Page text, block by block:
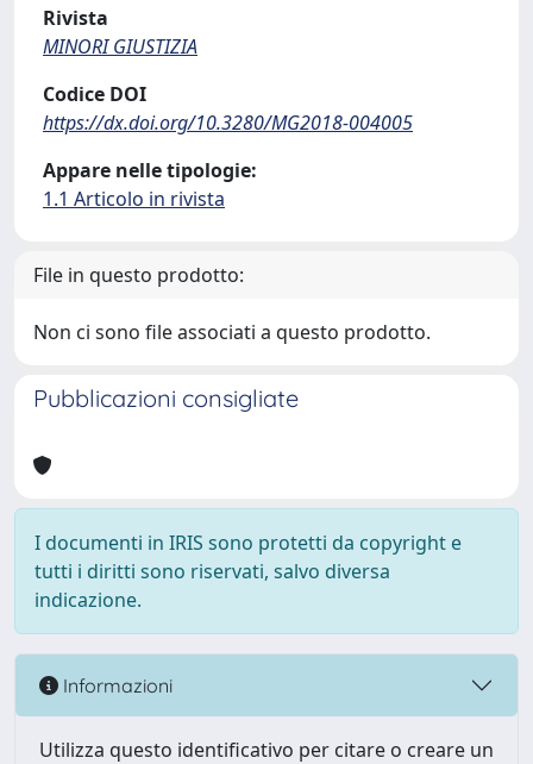
Rivista
MINORI GIUSTIZIA
Codice DOI
https://dx.doi.org/10.3280/MG2018-004005
Appare nelle tipologie:
1.1 Articolo in rivista
File in questo prodotto:
Non ci sono file associati a questo prodotto.
Pubblicazioni consigliate
I documenti in IRIS sono protetti da copyright e
tutti i diritti sono riservati, salvo diversa
indicazione.
Informazioni
Utilizza questo identificativo per citare o creare un